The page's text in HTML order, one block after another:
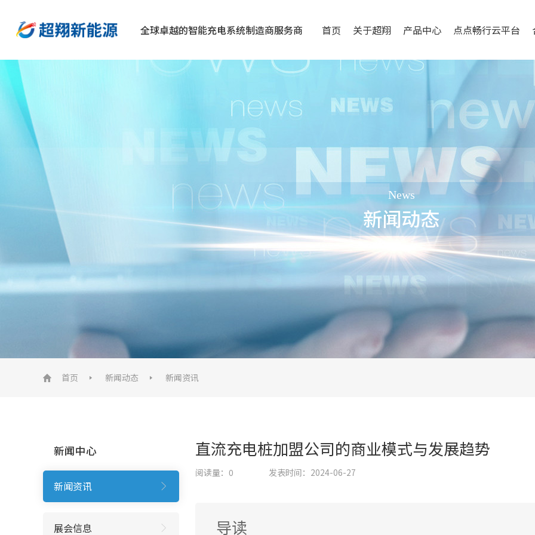
全球卓越的智能充电系统制造商服务商 首页 关于超翔 产品中心 点点畅行云平台
News
新闻动态
首页 新闻动态 新闻资讯
新闻中心
新闻资讯
展会信息
直流充电桩加盟公司的商业模式与发展趋势
阅读量： 0 发表时间：2024-06-27
导读